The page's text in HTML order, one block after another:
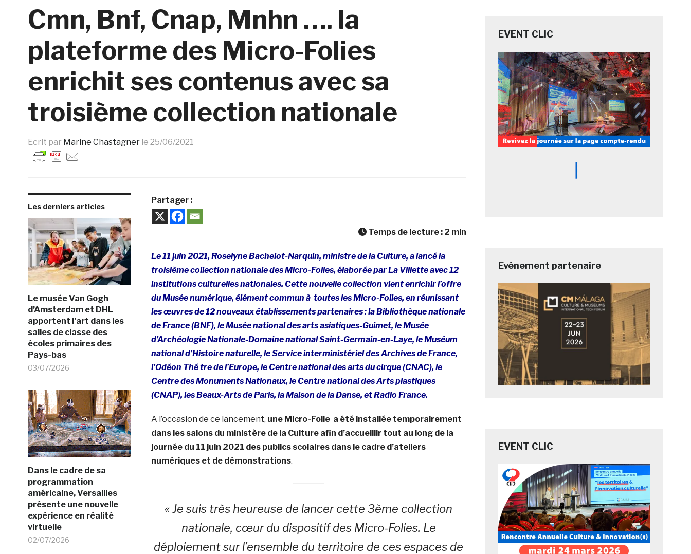
Cmn, Bnf, Cnap, Mnhn …. la
plateforme des Micro-Folies
enrichit ses contenus avec sa
troisième collection nationale
Ecrit par Marine Chastagner le 25/06/2021
Les derniers articles
Le musée Van Gogh
d’Amsterdam et DHL
apportent l’art dans les
salles de classe des
écoles primaires des
Pays-bas
03/07/2026
Dans le cadre de sa
programmation
américaine, Versailles
présente une nouvelle
expérience en réalité
virtuelle
02/07/2026
Partager :
Temps de lecture : 2 min
Le 11 juin 2021, Roselyne Bachelot-Narquin, ministre de la Culture, a lancé la
troisième collection nationale des Micro-Folies, élaborée par La Villette avec 12
institutions culturelles nationales. Cette nouvelle collection vient enrichir l’offre
du Musée numérique, élément commun à toutes les Micro-Folies, en réunissant
les œuvres de 12 nouveaux établissements partenaires : la Bibliothèque nationale
de France (BNF), le Musée national des arts asiatiques-Guimet, le Musée
d’Archéologie Nationale-Domaine national Saint-Germain-en-Laye, le Muséum
national d’Histoire naturelle, le Service interministériel des Archives de France,
l’Odéon Thé tre de l’Europe, le Centre national des arts du cirque (CNAC), le
Centre des Monuments Nationaux, le Centre national des Arts plastiques
(CNAP), les Beaux-Arts de Paris, la Maison de la Danse, et Radio France.
A l’occasion de ce lancement, une Micro-Folie a été installée temporairement
dans les salons du ministère de la Culture afin d’accueillir tout au long de la
journée du 11 juin 2021 des publics scolaires dans le cadre d’ateliers
numériques et de démonstrations.
« Je suis très heureuse de lancer cette 3ème collection
nationale, cœur du dispositif des Micro-Folies. Le
déploiement sur l’ensemble du territoire de ces espaces de
EVENT CLIC
Evénement partenaire
EVENT CLIC